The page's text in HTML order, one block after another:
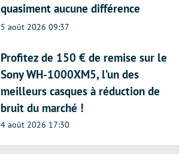
quasiment aucune différence
5 août 2026 09:37
Profitez de 150 € de remise sur le
Sony WH-1000XM5, l’un des
meilleurs casques à réduction de
bruit du marché !
4 août 2026 17:30